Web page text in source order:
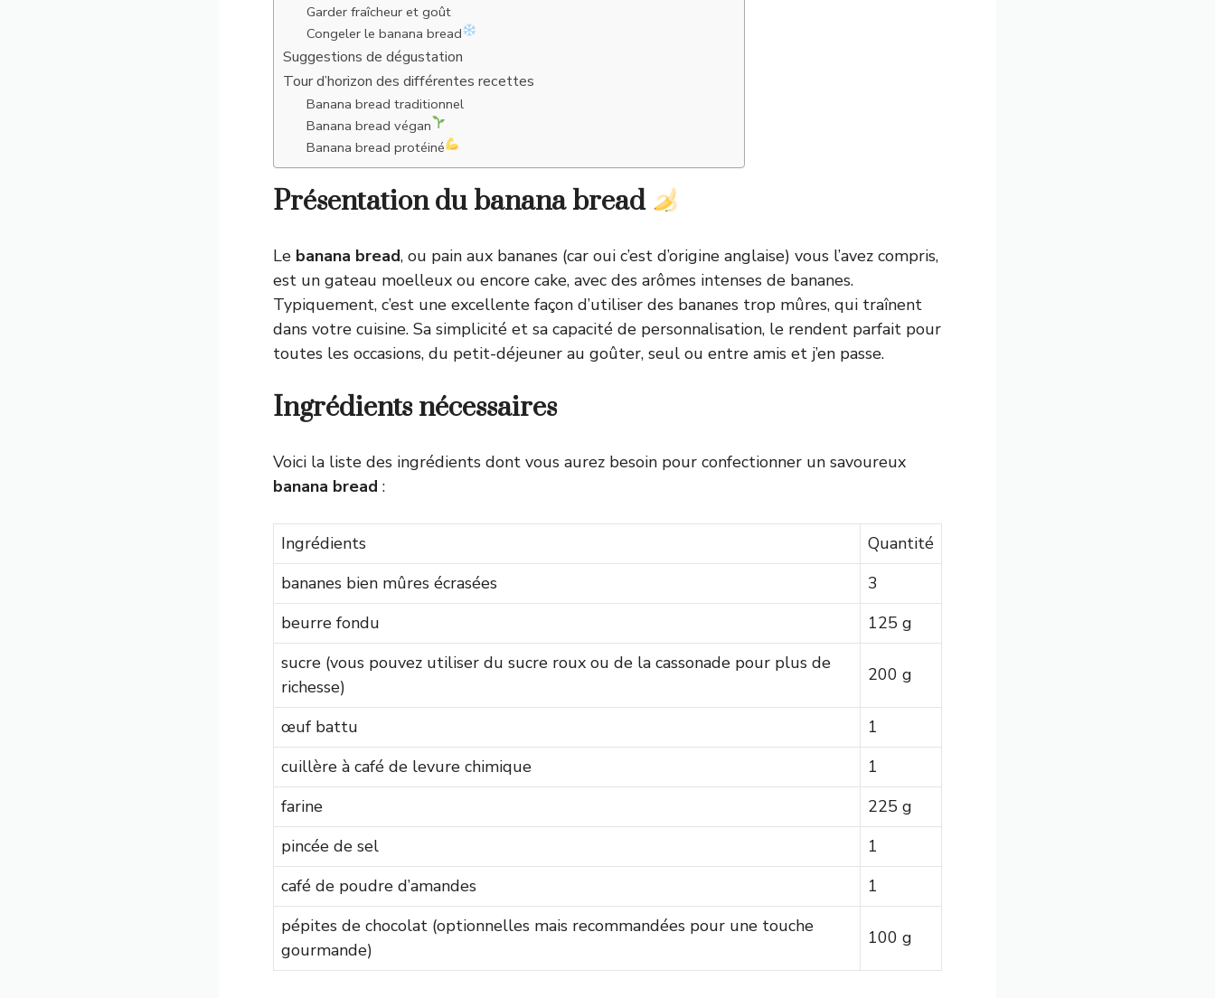
Garder fraîcheur et goût
Congeler le banana bread
Suggestions de dégustation
Tour d’horizon des différentes recettes
Banana bread traditionnel
Banana bread végan
Banana bread protéiné
Présentation du banana bread
Le banana bread, ou pain aux bananes (car oui c’est d’origine anglaise) vous l’avez compris,
est un gateau moelleux ou encore cake, avec des arômes intenses de bananes.
Typiquement, c’est une excellente façon d’utiliser des bananes trop mûres, qui traînent
dans votre cuisine. Sa simplicité et sa capacité de personnalisation, le rendent parfait pour
toutes les occasions, du petit-déjeuner au goûter, seul ou entre amis et j’en passe.
Ingrédients nécessaires
Voici la liste des ingrédients dont vous aurez besoin pour confectionner un savoureux
banana bread :
Ingrédients
Quantité
bananes bien mûres écrasées
3
beurre fondu
125 g
sucre (vous pouvez utiliser du sucre roux ou de la cassonade pour plus de
richesse)
200 g
œuf battu
1
cuillère à café de levure chimique
1
farine
225 g
pincée de sel
1
café de poudre d’amandes
1
pépites de chocolat (optionnelles mais recommandées pour une touche
gourmande)
100 g